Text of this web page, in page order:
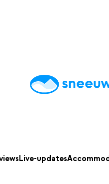
AccommodatiesTips
Live-updates